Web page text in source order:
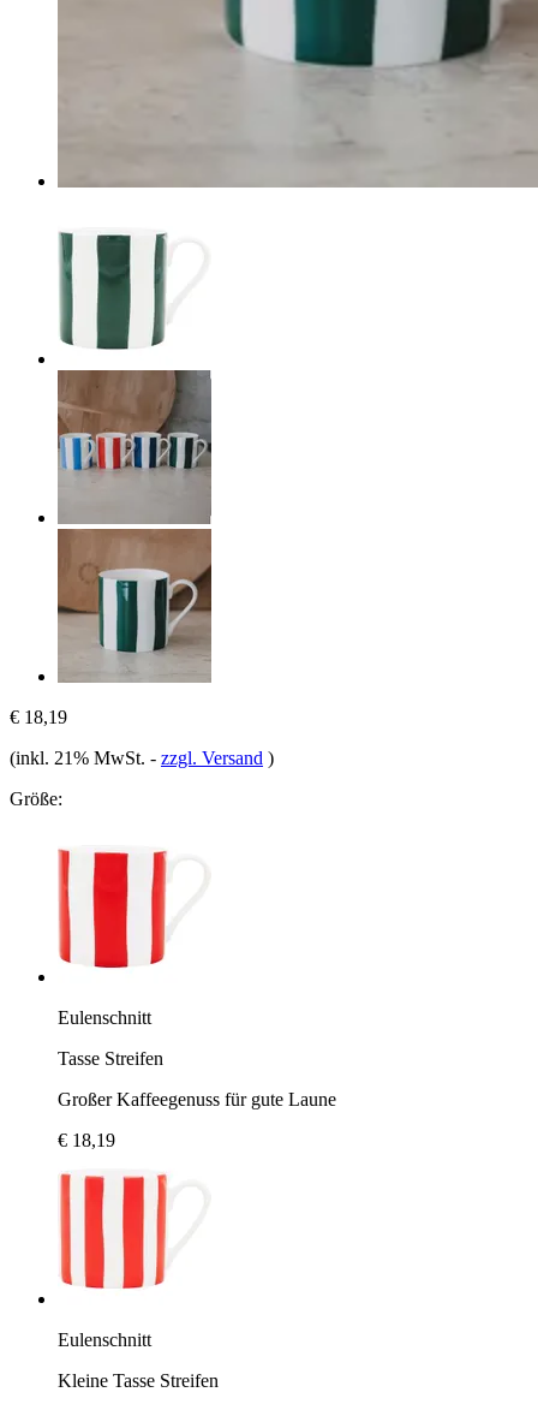
€ 18,19
(inkl. 21% MwSt. - zzgl. Versand )
Größe:
Eulenschnitt
Tasse Streifen
Großer Kaffeegenuss für gute Laune
€ 18,19
Eulenschnitt
Kleine Tasse Streifen